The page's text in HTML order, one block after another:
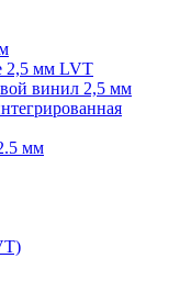
2,5 мм LVT
винил 2,5 мм
мм